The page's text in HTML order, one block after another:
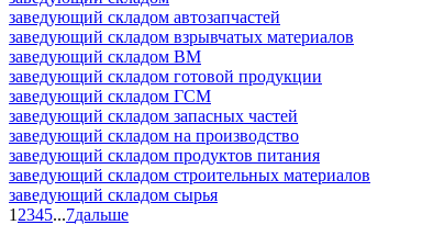
заведующий складом автозапчастей
заведующий складом взрывчатых материалов
заведующий складом ВМ
заведующий складом готовой продукции
заведующий складом ГСМ
заведующий складом запасных частей
заведующий складом на производство
заведующий складом продуктов питания
заведующий складом строительных материалов
заведующий складом сырья
1 2345...7дальше